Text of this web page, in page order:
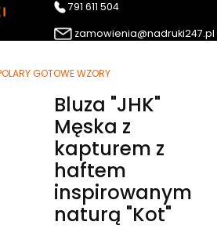
791 611 504
zamowienia@nadruki247.pl
GOTOWE WZORY
Bluza "JHK"
Męska z
kapturem z
haftem
inspirowanym
naturą "Kot"